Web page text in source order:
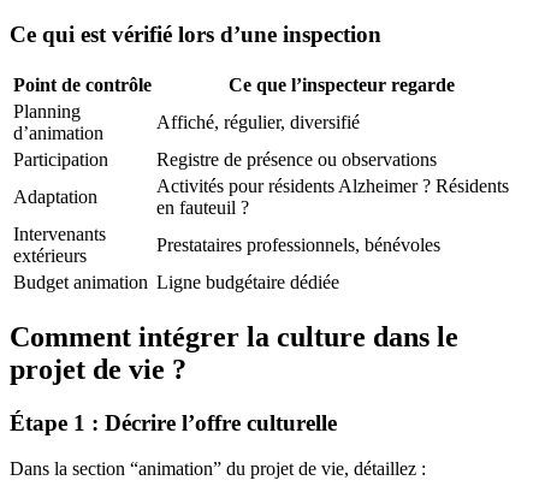
Ce qui est vérifié lors d’une inspection
Point de contrôle
Ce que l’inspecteur regarde
Planning
d’animation
Affiché, régulier, diversifié
Participation
Registre de présence ou observations
Adaptation
Activités pour résidents Alzheimer ? Résidents
en fauteuil ?
Intervenants
extérieurs
Prestataires professionnels, bénévoles
Budget animation Ligne budgétaire dédiée
Comment intégrer la culture dans le
projet de vie ?
Étape 1 : Décrire l’offre culturelle
Dans la section “animation” du projet de vie, détaillez :